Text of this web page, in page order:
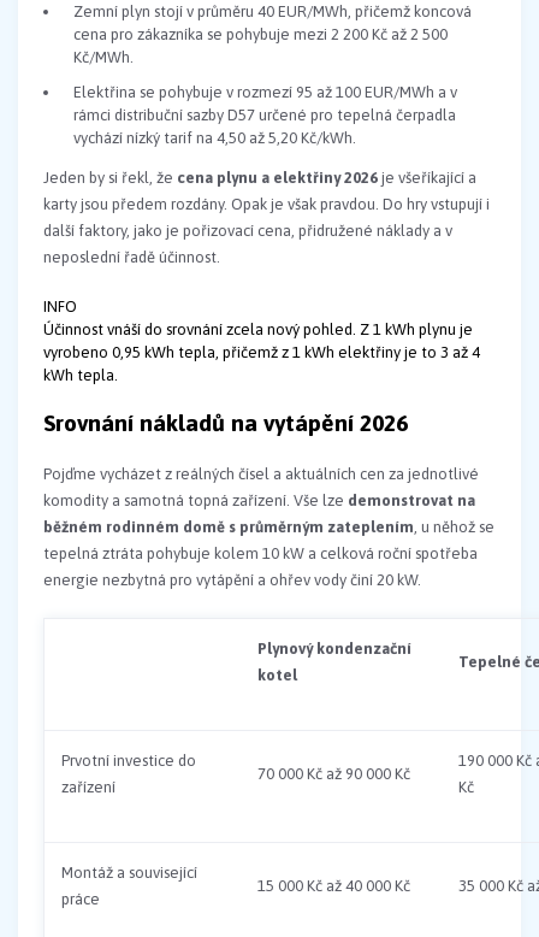
Zemní plyn stojí v průměru 40 EUR/MWh, přičemž koncová
cena pro zákazníka se pohybuje mezi 2 200 Kč až 2 500
Kč/MWh.
Elektřina se pohybuje v rozmezí 95 až 100 EUR/MWh a v
rámci distribuční sazby D57 určené pro tepelná čerpadla
vychází nízký tarif na 4,50 až 5,20 Kč/kWh.
Jeden by si řekl, že cena plynu a elektřiny 2026je všeříkající a
karty jsou předem rozdány. Opak je však pravdou. Do hry vstupují i
další faktory, jako je pořizovací cena, přidružené náklady a v
neposlední řadě účinnost.
INFO
Účinnost vnáší do srovnání zcela nový pohled. Z 1 kWh plynu je
vyrobeno 0,95 kWh tepla, přičemž z 1 kWh elektřiny je to 3 až 4
kWh tepla.
Srovnání nákladů na vytápění 2026
Pojďme vycházet z reálných čísel a aktuálních cen za jednotlivé
komodity a samotná topná zařízení. Vše lze demonstrovat na
běžném rodinném domě s průměrným zateplením , u něhož se
tepelná ztráta pohybuje kolem 10 kW a celková roční spotřeba
energie nezbytná pro vytápění a ohřev vody činí 20 kW.
Plynový kondenzační
kotel
Tepelné
Prvotní investice do
zařízení
70 000 Kč až 90 000 Kč
190 000 Kč
Kč
Montáž a související
práce
15 000 Kč až 40 000 Kč 35 000 Kč